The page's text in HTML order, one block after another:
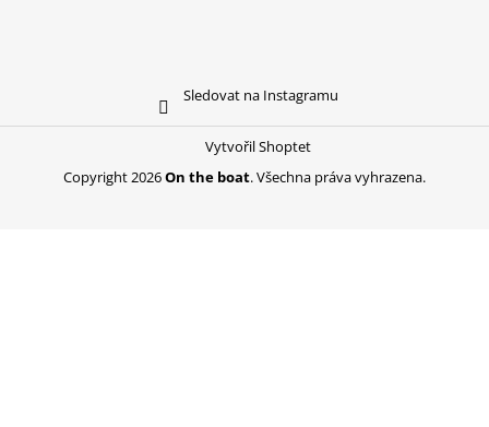
Sledovat na Instagramu
Vytvořil Shoptet
Copyright 2026On the boat. Všechna práva vyhrazena.